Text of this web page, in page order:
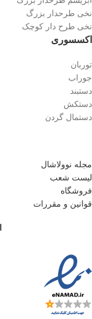
نخی طرحدار بزرگ
نخی طرح دار کوچک
اکسسوری
توربان
جوراب
دستبند
دستکش
دستمال گردن
مجله نوولاشال
لیست شعب
فروشگاه
قوانین و مقررات